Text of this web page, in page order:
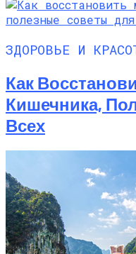
ЗДОРОВЬЕ И
Как
Кишечника,
Всех